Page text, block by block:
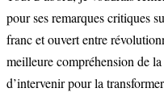
pour ses remarques critiques
franc et ouvert entre
meilleure compréhension de
d’intervenir pour la